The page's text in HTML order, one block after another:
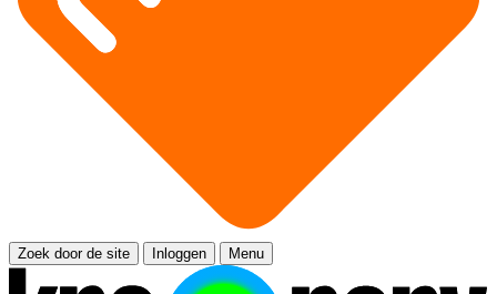
Zoek door de site Inloggen Menu